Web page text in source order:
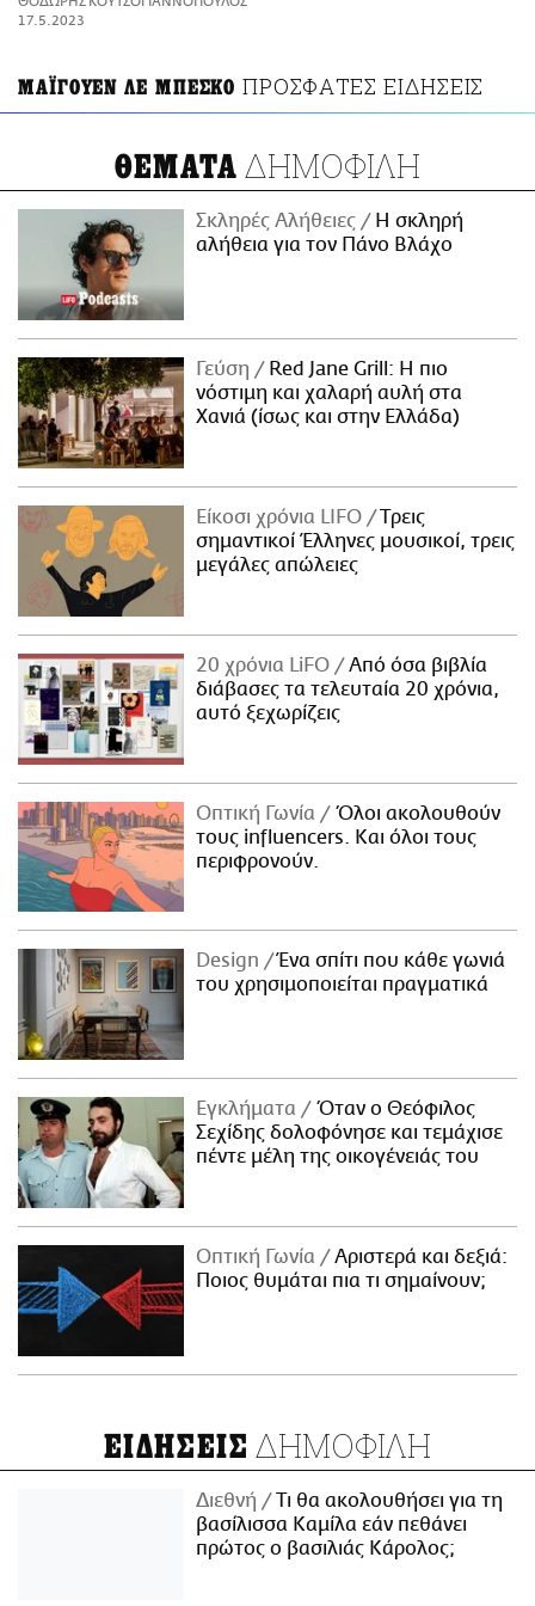
ΑΜΠΑ
17.5.2023
ΜΑΪΓΟΥΕΝ ΛΕ ΜΠΕΣΚΟ ΠΡΟΣΦΑΤΕΣ ΕΙΔΗΣΕΙΣ
ΘΕΜΑΤΑ ΔΗΜΟΦΙΛΗ
Σκληρές Αλήθειες
H σκληρή
αλήθεια για τον Πάνο Βλάχο
Γεύση
Red Jane Grill: Η πιο
νόστιμη και χαλαρή αυλή στα
Χανιά (ίσως και στην Ελλάδα)
Είκοσι χρόνια LIFO
Tρεις
σημαντικοί Έλληνες μουσικοί, τρεις
μεγάλες απώλειες
20 χρόνια LiFO
Από όσα βιβλία
διάβασες τα τελευταία 20 χρόνια,
αυτό ξεχωρίζεις
Οπτική Γωνία
Όλοι ακολουθούν
τους influencers. Και όλοι τους
περιφρονούν.
Design
Ένα σπίτι που κάθε γωνιά
του χρησιμοποιείται πραγματικά
Εγκλήματα
Όταν ο Θεόφιλος
Σεχίδης δολοφόνησε και τεμάχισε
πέντε μέλη της οικογένειάς του
Οπτική Γωνία
Αριστερά και δεξιά:
Ποιος θυμάται πια τι σημαίνουν;
ΕΙΔΗΣΕΙΣ ΔΗΜΟΦΙΛΗ
Διεθνή
Τι θα ακολουθήσει για τη
βασίλισσα Καμίλα εάν πεθάνει
πρώτος ο βασιλιάς Κάρολος;